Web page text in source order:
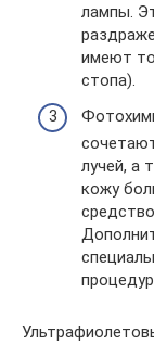
лампы.
имеют
стопа).
лучей, а
кожу